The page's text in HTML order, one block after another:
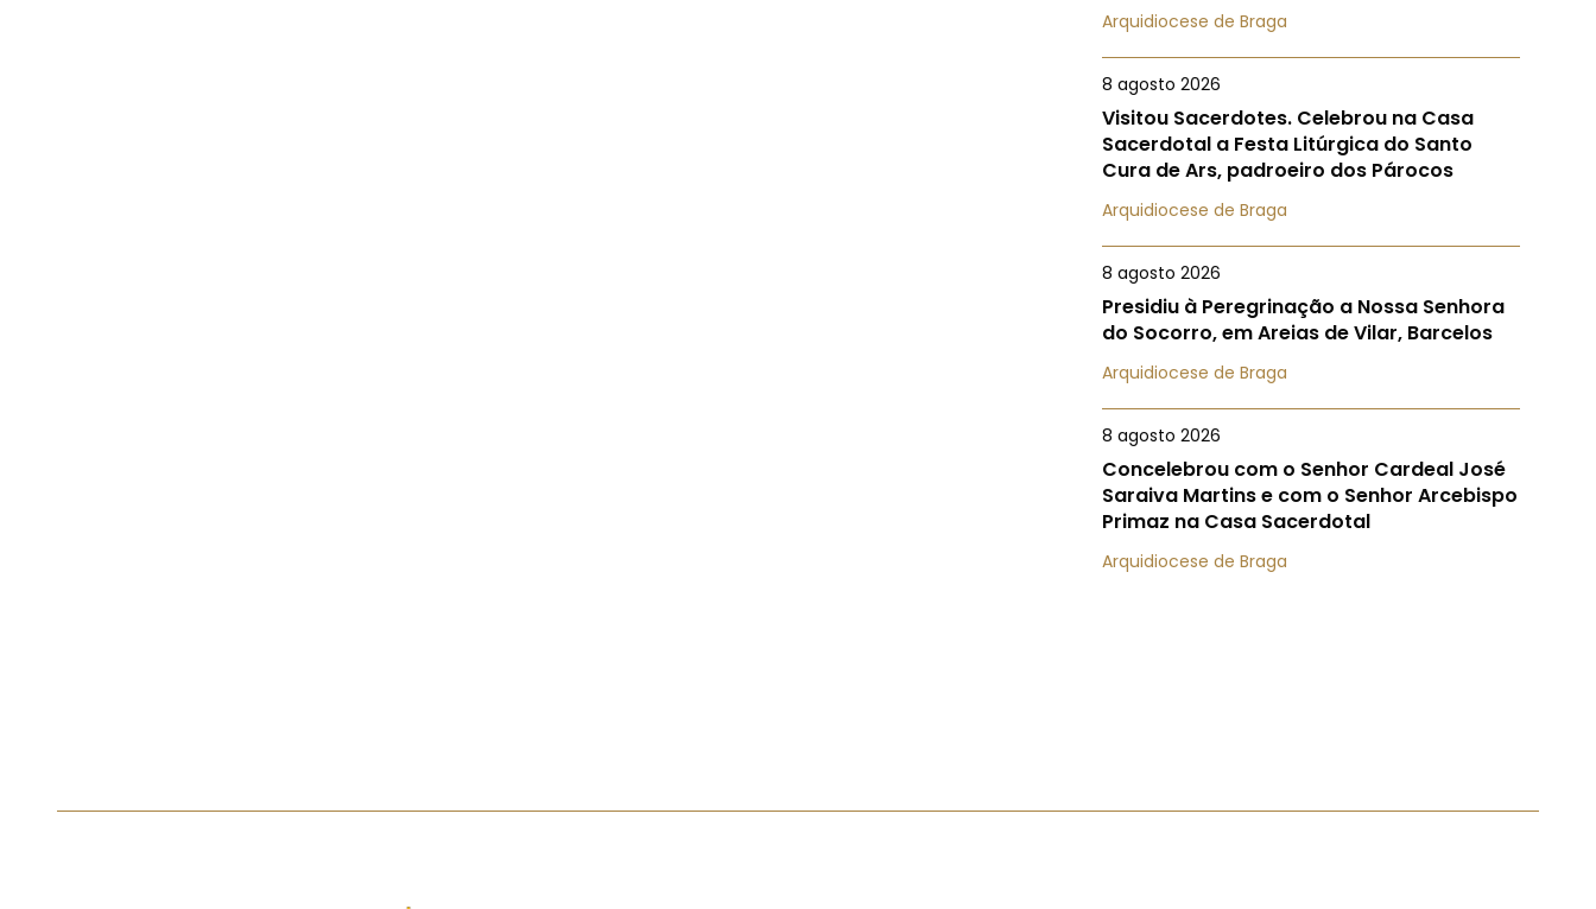
Arquidiocese de Braga
8 agosto 2026
Visitou Sacerdotes. Celebrou na Casa
Sacerdotal a Festa Litúrgica do Santo
Cura de Ars, padroeiro dos Párocos
Arquidiocese de Braga
8 agosto 2026
Presidiu à Peregrinação a Nossa Senhora
do Socorro, em Areias de Vilar, Barcelos
Arquidiocese de Braga
8 agosto 2026
Concelebrou com o Senhor Cardeal José
Saraiva Martins e com o Senhor Arcebispo
Primaz na Casa Sacerdotal
Arquidiocese de Braga